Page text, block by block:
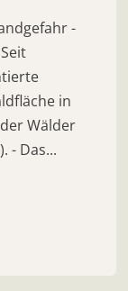
-
in
Wälder
- Das...